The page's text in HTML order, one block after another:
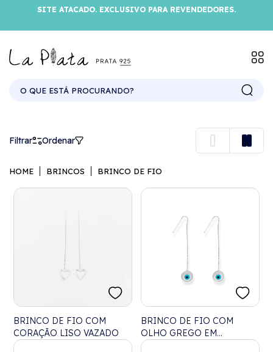
SITE ATACADO. EXCLUSIVO PARA REVENDEDORES.
Filtrar Ordenar
HOME BRINCOS BRINCO DE FIO
BRINCO DE FIO COM
CORAÇÃO LISO VAZADO
BRINCO DE FIO COM
OLHO GREGO EM
MADREPÉROLA